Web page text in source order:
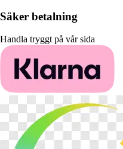
Säker betalning
Handla tryggt på vår sida